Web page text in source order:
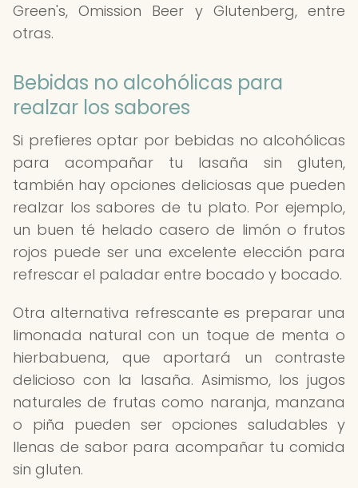
Green's, Omission Beer y Glutenberg, entre
otras.
Bebidas no alcohólicas para
realzar los sabores
Si prefieres optar por bebidas no alcohólicas
para acompañar tu lasaña sin gluten,
también hay opciones deliciosas que pueden
realzar los sabores de tu plato. Por ejemplo,
un buen té helado casero de limón o frutos
rojos puede ser una excelente elección para
refrescar el paladar entre bocado y bocado.
Otra alternativa refrescante es preparar una
limonada natural con un toque de menta o
hierbabuena, que aportará un contraste
delicioso con la lasaña. Asimismo, los jugos
naturales de frutas como naranja, manzana
o piña pueden ser opciones saludables y
llenas de sabor para acompañar tu comida
sin gluten.